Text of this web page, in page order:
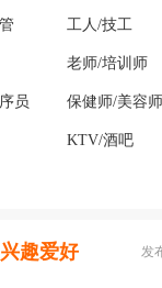
工人/技工
老师/培训师
员 保健师/美容师
KTV/酒吧
趣爱好 发